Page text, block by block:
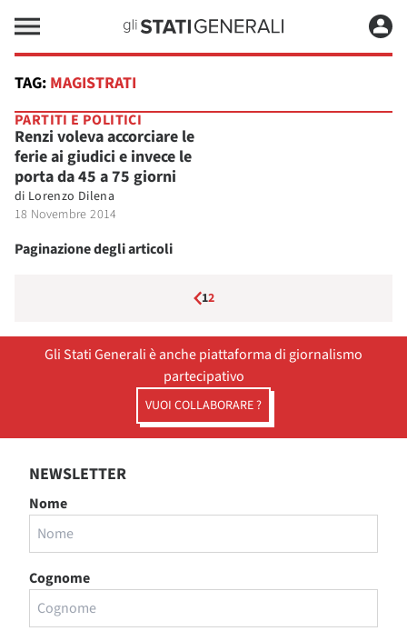
TAG: MAGISTRATI
PARTITI E POLITICI
Renzi voleva accorciare le
ferie ai giudici e invece le
porta da 45 a 75 giorni
di Lorenzo Dilena
18 Novembre 2014
Paginazione degli articoli
12
Gli Stati Generali è anche piattaforma di giornalismo
partecipativo
VUOI COLLABORARE ?
NEWSLETTER
Nome
Cognome